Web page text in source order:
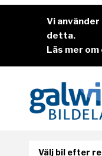
Vi
detta.
Läs mer
Välj bil efter